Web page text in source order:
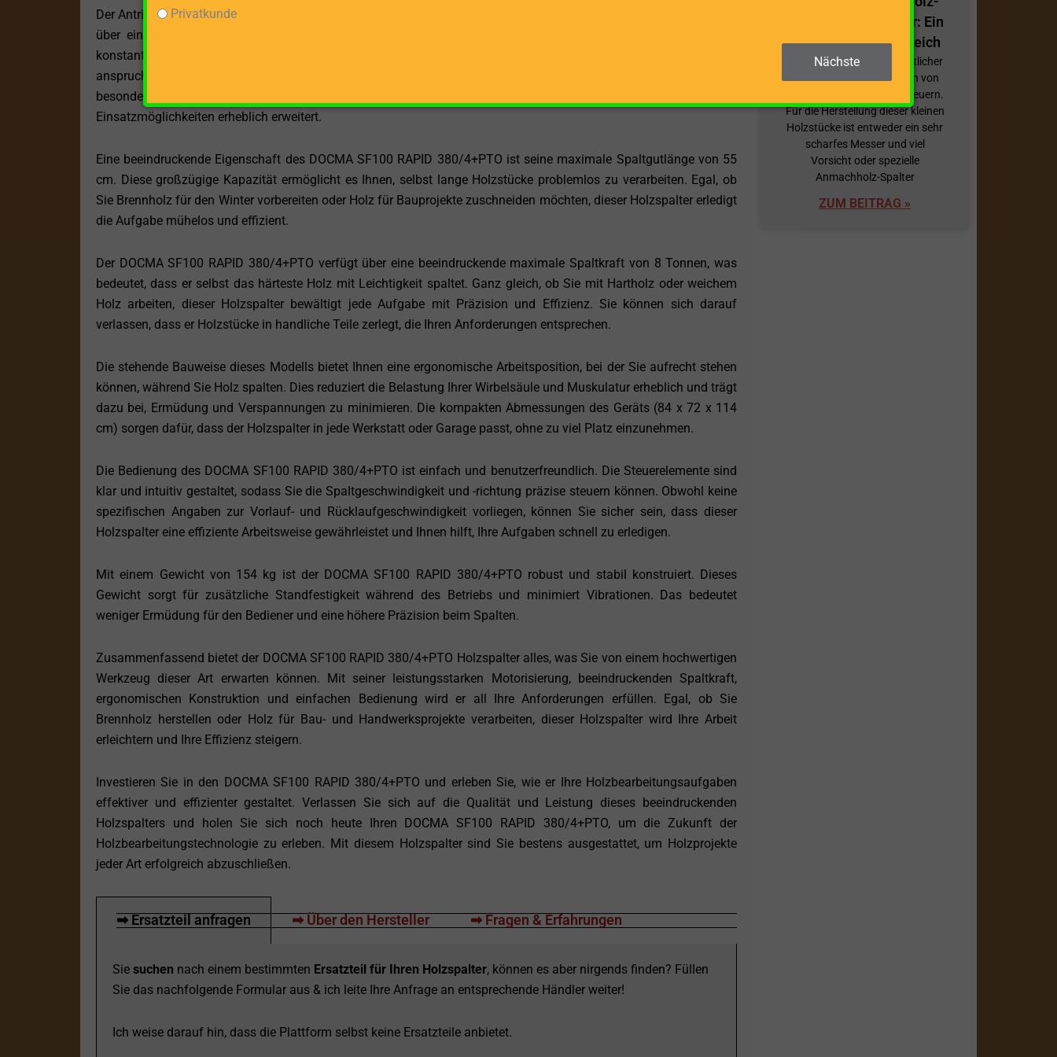
Der Antrieb des DOCMA SF100 RAPID 380/4+PTO erfolgt sowohl über einen leistungsstarken Elektromotor als auch
über eine Zapfwelle. Der Elektromotor ist für eine Netzspannung von 380 V ausgelegt und gewährleistet eine
konstante und zuverlässige Energieversorgung. Diese Energiequelle ermöglicht es dem Holzspalter, auch
anspruchsvolles Holz mit Leichtigkeit zu spalten. Die Kombination mit der Zapfwelle macht dieses Modell
besonders flexibel und ermöglicht den Einsatz an Traktoren und landwirtschaftlichen Fahrzeugen, was die
Einsatzmöglichkeiten erheblich erweitert.
Eine beeindruckende Eigenschaft des DOCMA SF100 RAPID 380/4+PTO ist seine maximale Spaltgutlänge von 55
cm. Diese großzügige Kapazität ermöglicht es Ihnen, selbst lange Holzstücke problemlos zu verarbeiten. Egal, ob
Sie Brennholz für den Winter vorbereiten oder Holz für Bauprojekte zuschneiden möchten, dieser Holzspalter erledigt
die Aufgabe mühelos und effizient.
Der DOCMA SF100 RAPID 380/4+PTO verfügt über eine beeindruckende maximale Spaltkraft von 8 Tonnen, was
bedeutet, dass er selbst das härteste Holz mit Leichtigkeit spaltet. Ganz gleich, ob Sie mit Hartholz oder weichem
Holz arbeiten, dieser Holzspalter bewältigt jede Aufgabe mit Präzision und Effizienz. Sie können sich darauf
verlassen, dass er Holzstücke in handliche Teile zerlegt, die Ihren Anforderungen entsprechen.
Die stehende Bauweise dieses Modells bietet Ihnen eine ergonomische Arbeitsposition, bei der Sie aufrecht stehen
können, während Sie Holz spalten. Dies reduziert die Belastung Ihrer Wirbelsäule und Muskulatur erheblich und trägt
dazu bei, Ermüdung und Verspannungen zu minimieren. Die kompakten Abmessungen des Geräts (84 x 72 x 114
cm) sorgen dafür, dass der Holzspalter in jede Werkstatt oder Garage passt, ohne zu viel Platz einzunehmen.
Die Bedienung des DOCMA SF100 RAPID 380/4+PTO ist einfach und benutzerfreundlich. Die Steuerelemente sind
klar und intuitiv gestaltet, sodass Sie die Spaltgeschwindigkeit und -richtung präzise steuern können. Obwohl keine
spezifischen Angaben zur Vorlauf- und Rücklaufgeschwindigkeit vorliegen, können Sie sicher sein, dass dieser
Holzspalter eine effiziente Arbeitsweise gewährleistet und Ihnen hilft, Ihre Aufgaben schnell zu erledigen.
Mit einem Gewicht von 154 kg ist der DOCMA SF100 RAPID 380/4+PTO robust und stabil konstruiert. Dieses
Gewicht sorgt für zusätzliche Standfestigkeit während des Betriebs und minimiert Vibrationen. Das bedeutet
weniger Ermüdung für den Bediener und eine höhere Präzision beim Spalten.
Zusammenfassend bietet der DOCMA SF100 RAPID 380/4+PTO Holzspalter alles, was Sie von einem hochwertigen
Werkzeug dieser Art erwarten können. Mit seiner leistungsstarken Motorisierung, beeindruckenden Spaltkraft,
ergonomischen Konstruktion und einfachen Bedienung wird er all Ihre Anforderungen erfüllen. Egal, ob Sie
Brennholz herstellen oder Holz für Bau- und Handwerksprojekte verarbeiten, dieser Holzspalter wird Ihre Arbeit
erleichtern und Ihre Effizienz steigern.
Investieren Sie in den DOCMA SF100 RAPID 380/4+PTO und erleben Sie, wie er Ihre Holzbearbeitungsaufgaben
effektiver und effizienter gestaltet. Verlassen Sie sich auf die Qualität und Leistung dieses beeindruckenden
Holzspalters und holen Sie sich noch heute Ihren DOCMA SF100 RAPID 380/4+PTO, um die Zukunft der
Holzbearbeitungstechnologie zu erleben. Mit diesem Holzspalter sind Sie bestens ausgestattet, um Holzprojekte
jeder Art erfolgreich abzuschließen.
➡ Ersatzteil anfragen ➡ Über den Hersteller ➡ Fragen & Erfahrungen
Sie suchen nach einem bestimmten Ersatzteil für Ihren Holzspalter, können es aber nirgends finden? Füllen
Sie das nachfolgende Formular aus & ich leite Ihre Anfrage an entsprechende Händler weiter!
Ich weise darauf hin, dass die Plattform selbst keine Ersatzteile anbietet.
Spalter/Spanmesser: Ein
Überblick und Vergleich
Anmachholz ist ein wesentlicher
Bestandteil beim Anfeuern von
Öfen, Kaminen und Lagerfeuern.
Für die Herstellung dieser kleinen
Holzstücke ist entweder ein sehr
scharfes Messer und viel
Vorsicht oder spezielle
Anmachholz-Spalter
ZUM BEITRAG »
Privatkunde
Nächste